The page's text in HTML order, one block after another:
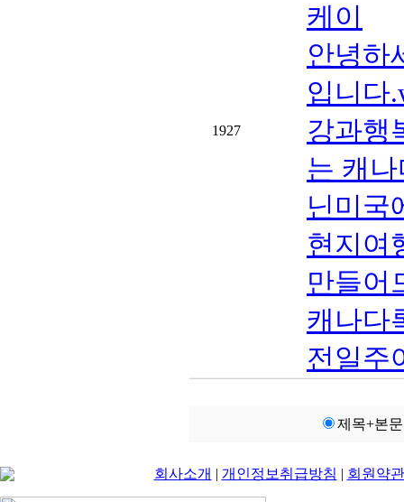
1927
케이
안녕하
입니다
강과행
는 캐
닌미국
현지여
만들어
캐나다
전일주
제목+본문
회사소개 | 개인정보취급방침 | 회원약관